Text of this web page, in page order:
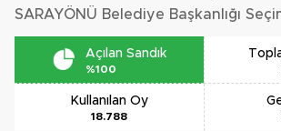
SARAYÖNÜ Belediye Başkanlığı
Açılan Sandık
%100
Kullanılan Oy
18.788